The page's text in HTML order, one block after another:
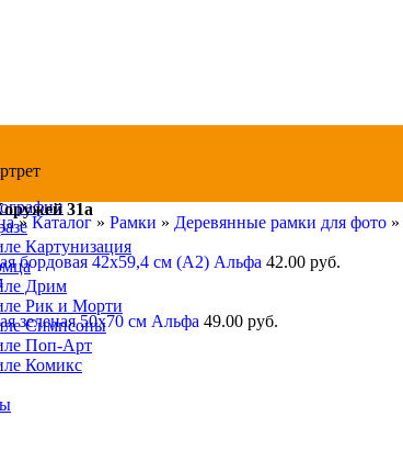
31а
Картунизация
Дрим
Рик и Морти
Симпсоны
Поп-Арт
Комикс
»Каталог » Рамки » Деревянные рамки для фото »
бордовая 42х59,4 см (А2) Альфа 42.00 руб.
зеленая 50х70 см Альфа 49.00 руб.